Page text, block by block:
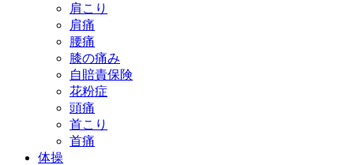
肩こり
肩痛
腰痛
膝の痛み
自賠責保険
花粉症
頭痛
首こり
首痛
体操